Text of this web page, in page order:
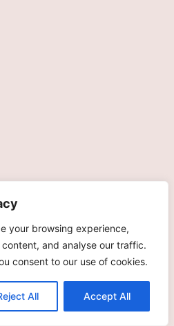
your browsing experience,
and analyse our traffic.
consent to our use of cookies.
All Accept All